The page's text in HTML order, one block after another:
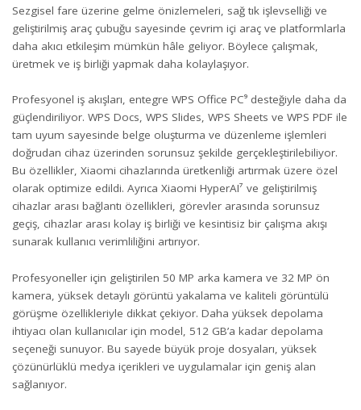
Sezgisel fare üzerine gelme önizlemeleri, sağ tık işlevselliği ve
geliştirilmiş araç çubuğu sayesinde çevrim içi araç ve platformlarla
daha akıcı etkileşim mümkün hâle geliyor. Böylece çalışmak,
üretmek ve iş birliği yapmak daha kolaylaşıyor.
Profesyonel iş akışları, entegre WPS Office PC⁹ desteğiyle daha da
güçlendiriliyor. WPS Docs, WPS Slides, WPS Sheets ve WPS PDF ile
tam uyum sayesinde belge oluşturma ve düzenleme işlemleri
doğrudan cihaz üzerinden sorunsuz şekilde gerçekleştirilebiliyor.
Bu özellikler, Xiaomi cihazlarında üretkenliği artırmak üzere özel
olarak optimize edildi. Ayrıca Xiaomi HyperAI⁷ ve geliştirilmiş
cihazlar arası bağlantı özellikleri, görevler arasında sorunsuz
geçiş, cihazlar arası kolay iş birliği ve kesintisiz bir çalışma akışı
sunarak kullanıcı verimliliğini artırıyor.
Profesyoneller için geliştirilen 50 MP arka kamera ve 32 MP ön
kamera, yüksek detaylı görüntü yakalama ve kaliteli görüntülü
görüşme özellikleriyle dikkat çekiyor. Daha yüksek depolama
ihtiyacı olan kullanıcılar için model, 512 GB’a kadar depolama
seçeneği sunuyor. Bu sayede büyük proje dosyaları, yüksek
çözünürlüklü medya içerikleri ve uygulamalar için geniş alan
sağlanıyor.